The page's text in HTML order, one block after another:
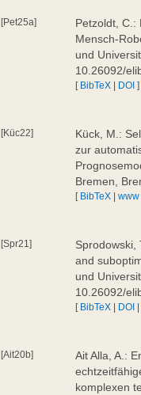
[Pet25a]
Petzoldt, C.:
Mensch-
und
10.26092/
[ BibTeX | DOI ]
[Küc22]
Kück, M.:
zur
Bremen,
[ BibTeX |www
[Spr21]
Sprodowski,
and
und
10.26092/
[ BibTeX | DOI
[Ait20b]
Ait Alla, A.:
komplexen